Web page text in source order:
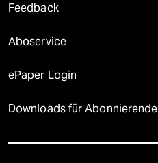
Feedback
Aboservice
ePaper Login
Downloads für Abonnierende